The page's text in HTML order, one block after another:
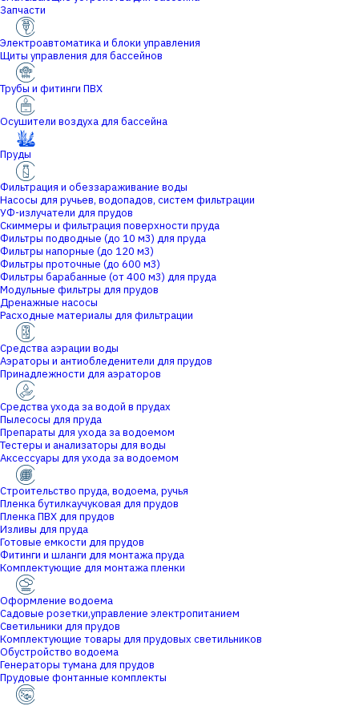
Запчасти
Электроавтоматика и блоки управления
Щиты управления для бассейнов
Трубы и фитинги ПВХ
Осушители воздуха для бассейна
Пруды
Фильтрация и обеззараживание воды
Насосы для ручьев, водопадов, систем фильтрации
УФ-излучатели для прудов
Скиммеры и фильтрация поверхности пруда
Фильтры подводные (до 10 м3) для пруда
Фильтры напорные (до 120 м3)
Фильтры проточные (до 600 м3)
Фильтры барабанные (от 400 м3) для пруда
Модульные фильтры для прудов
Дренажные насосы
Расходные материалы для фильтрации
Средства аэрации воды
Аэраторы и антиобледенители для прудов
Принадлежности для аэраторов
Средства ухода за водой в прудах
Пылесосы для пруда
Препараты для ухода за водоемом
Тестеры и анализаторы для воды
Аксессуары для ухода за водоемом
Строительство пруда, водоема, ручья
Пленка бутилкаучуковая для прудов
Пленка ПВХ для прудов
Изливы для пруда
Готовые емкости для прудов
Фитинги и шланги для монтажа пруда
Комплектующие для монтажа пленки
Оформление водоема
Садовые розетки,управление электропитанием
Светильники для прудов
Комплектующие товары для прудовых светильников
Обустройство водоема
Генераторы тумана для прудов
Прудовые фонтанные комплекты